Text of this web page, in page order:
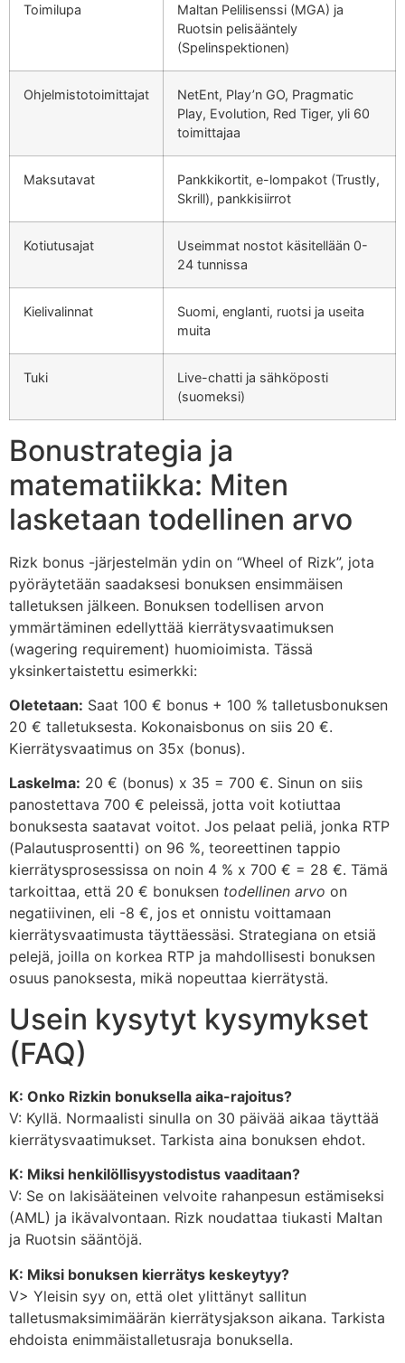
Toimilupa
Maltan Pelilisenssi (MGA) ja
Ruotsin pelisääntely
(Spelinspektionen)
Ohjelmistotoimittajat
NetEnt, Play’n GO, Pragmatic
Play, Evolution, Red Tiger, yli 60
toimittajaa
Maksutavat
Pankkikortit, e-lompakot (Trustly,
Skrill), pankkisiirrot
Kotiutusajat
Useimmat nostot käsitellään 0-
24 tunnissa
Kielivalinnat
Suomi, englanti, ruotsi ja useita
muita
Tuki
Live-chatti ja sähköposti
(suomeksi)
Bonustrategia ja
matematiikka: Miten
lasketaan todellinen arvo
Rizk bonus -järjestelmän ydin on “Wheel of Rizk”, jota
pyöräytetään saadaksesi bonuksen ensimmäisen
talletuksen jälkeen. Bonuksen todellisen arvon
ymmärtäminen edellyttää kierrätysvaatimuksen
(wagering requirement) huomioimista. Tässä
yksinkertaistettu esimerkki:
Oletetaan: Saat 100 € bonus + 100 % talletusbonuksen
20 € talletuksesta. Kokonaisbonus on siis 20 €.
Kierrätysvaatimus on 35x (bonus).
Laskelma: 20 € (bonus) x 35 = 700 €. Sinun on siis
panostettava 700 € peleissä, jotta voit kotiuttaa
bonuksesta saatavat voitot. Jos pelaat peliä, jonka RTP
(Palautusprosentti) on 96 %, teoreettinen tappio
kierrätysprosessissa on noin 4 % x 700 € = 28 €. Tämä
tarkoittaa, että 20 € bonuksen todellinen arvo on
negatiivinen, eli -8 €, jos et onnistu voittamaan
kierrätysvaatimusta täyttäessäsi. Strategiana on etsiä
pelejä, joilla on korkea RTP ja mahdollisesti bonuksen
osuus panoksesta, mikä nopeuttaa kierrätystä.
Usein kysytyt kysymykset
(FAQ)
K: Onko Rizkin bonuksella aika-rajoitus?
V: Kyllä. Normaalisti sinulla on 30 päivää aikaa täyttää
kierrätysvaatimukset. Tarkista aina bonuksen ehdot.
K: Miksi henkilöllisyystodistus vaaditaan?
V: Se on lakisääteinen velvoite rahanpesun estämiseksi
(AML) ja ikävalvontaan. Rizk noudattaa tiukasti Maltan
ja Ruotsin sääntöjä.
K: Miksi bonuksen kierrätys keskeytyy?
V> Yleisin syy on, että olet ylittänyt sallitun
talletusmaksimimäärän kierrätysjakson aikana. Tarkista
ehdoista enimmäistalletusraja bonuksella.